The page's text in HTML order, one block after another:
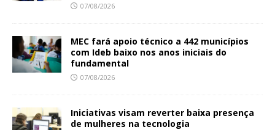
07/08/2026
MEC fará apoio técnico a 442 municípios
com Ideb baixo nos anos iniciais do
fundamental
07/08/2026
Iniciativas visam reverter baixa presença
de mulheres na tecnologia